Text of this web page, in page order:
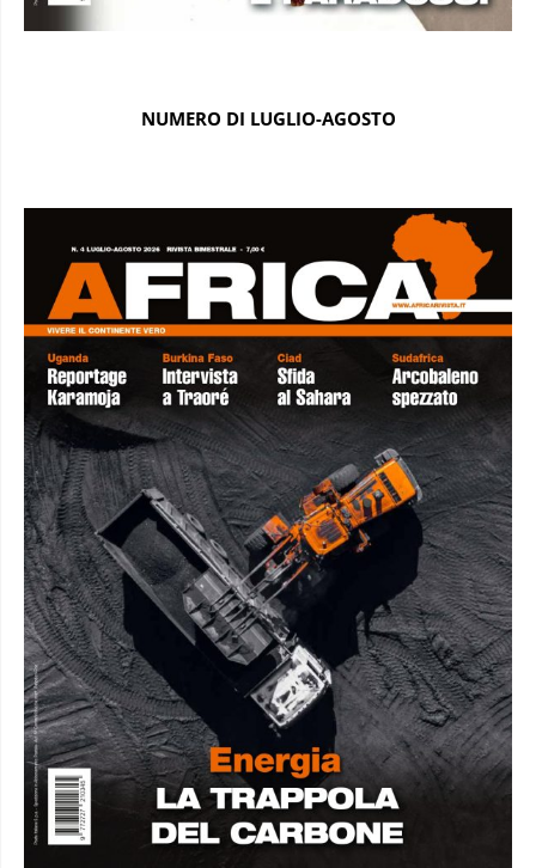
NUMERO DI LUGLIO-AGOSTO